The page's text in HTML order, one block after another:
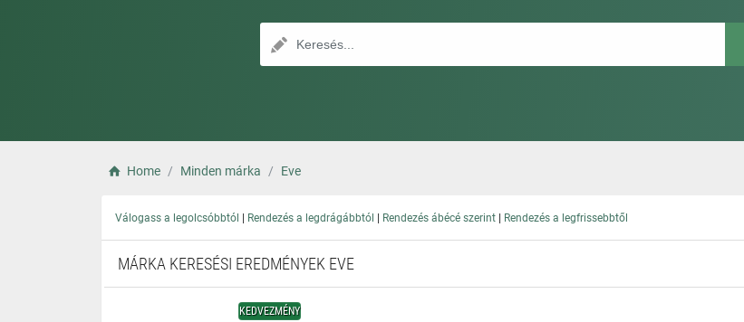
Home Minden márka Eve
Válogass a legolcsóbbtól | Rendezés a legdrágábbtól | Rendezés ábécé szerint | Rendezés a legfrissebbtől
MÁRKA KERESÉSI EREDMÉNYEK EVE
KEDVEZMÉNY